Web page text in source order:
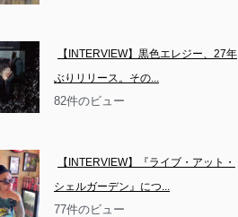
【INTERVIEW】黒色エレジー、27年
ぶりリリース。その...
82件のビュー
【INTERVIEW】『ライブ・アット・
シェルガーデン』につ...
77件のビュー